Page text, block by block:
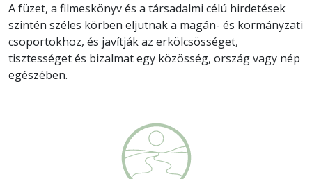
A füzet, a filmeskönyv és a társadalmi célú hirdetések
szintén széles körben eljutnak a magán- és kormányzati
csoportokhoz, és javítják az erkölcsösséget,
tisztességet és bizalmat egy közösség, ország vagy nép
egészében.